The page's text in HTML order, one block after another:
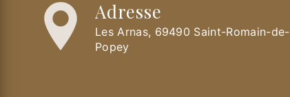
Adresse
Les Arnas, 69490 Saint-Romain-de-
Popey